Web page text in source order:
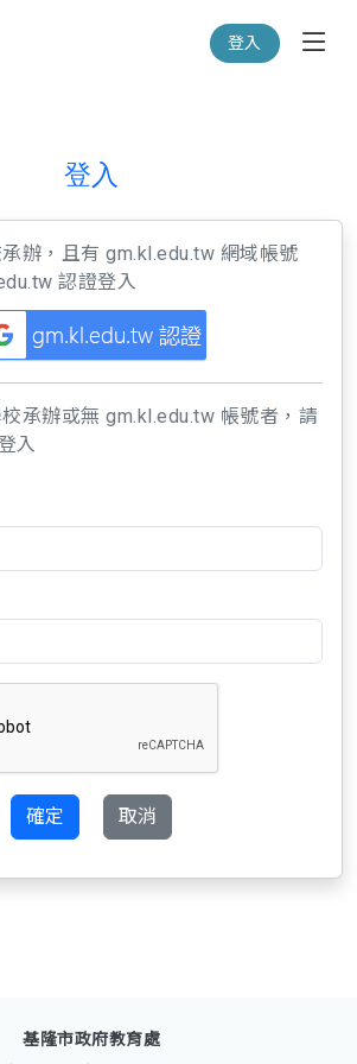
登入
登入
辦，且有 gm.kl.edu.tw 網域帳號
認證登入
承辦或無 gm.kl.edu.tw 帳號者，請
入
確定 取消
基隆市政府教育處